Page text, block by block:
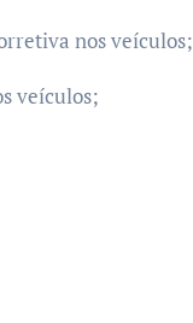
nos veículos;
veículos;